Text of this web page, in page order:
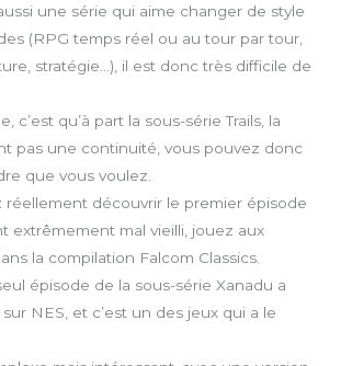
une série qui aime changer de style
(RPG temps réel ou au tour par tour,
stratégie…), il est donc très difficile de
c’est qu’à part la sous-série Trails, la
pas une continuité, vous pouvez donc
que vous voulez.
réellement découvrir le premier épisode
extrêmement mal vieilli, jouez aux
la compilation Falcom Classics.
épisode de la sous-série Xanadu a
NES, et c’est un des jeux qui a le